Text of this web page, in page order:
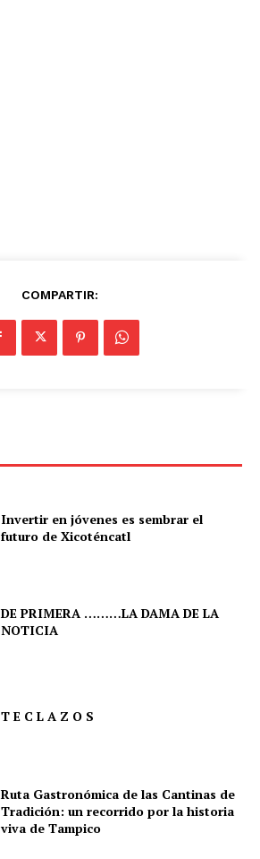
COMPARTIR:
Invertir en jóvenes es sembrar el
futuro de Xicoténcatl
DE PRIMERA ………LA DAMA DE LA
NOTICIA
T E C L A Z O S
Ruta Gastronómica de las Cantinas de
Tradición: un recorrido por la historia
viva de Tampico